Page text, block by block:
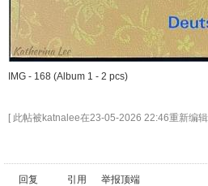
IMG - 168 (Album 1 - 2 pcs)
[ 此帖被katnalee在23-05-2026 22:46重新编
回复 引用 举报顶端